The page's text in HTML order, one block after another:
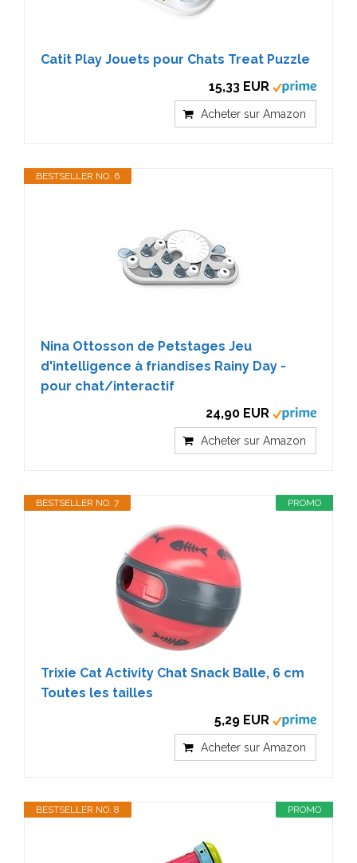
Catit Play Jouets pour Chats Treat Puzzle
15,33 EUR
Acheter sur Amazon
BESTSELLER NO. 6
Nina Ottosson de Petstages Jeu
d'intelligence à friandises Rainy Day -
pour chat/interactif
24,90 EUR
Acheter sur Amazon
PROMO
BESTSELLER NO. 7
Trixie Cat Activity Chat Snack Balle, 6 cm
Toutes les tailles
5,29 EUR
Acheter sur Amazon
PROMO
BESTSELLER NO. 8